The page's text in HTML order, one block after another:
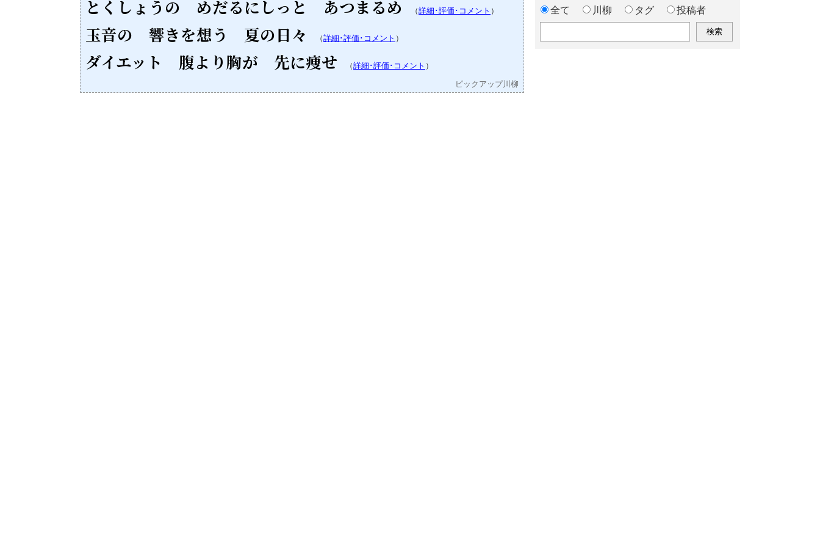
とくしょうの めだるにしっと あつまるめ （詳細･評価･コメント ）
玉音の 響きを想う 夏の日々 （詳細･評価･コメント ）
ダイエット 腹より胸が 先に痩せ （詳細･評価･コメント ）
ピックアップ川柳
全て 川柳 タグ 投稿者